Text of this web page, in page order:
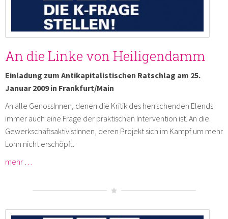
An die Linke von Heiligendamm
Einladung zum Antikapitalistischen Ratschlag am 25.
Januar 2009 in Frankfurt/Main
An alle GenossInnen, denen die Kritik des herrschenden Elends
immer auch eine Frage der praktischen Intervention ist. An die
GewerkschaftsaktivistInnen, deren Projekt sich im Kampf um mehr
Lohn nicht erschöpft.
mehr …